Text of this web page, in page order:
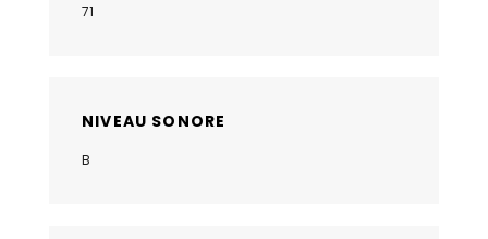
71
NIVEAU SONORE
B